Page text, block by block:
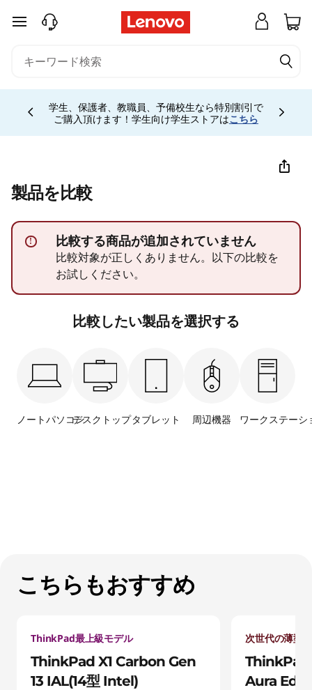
C
a
e
L
n
メインコンテンツにスキップする
学生、保護者、教職員、予備校生なら特別割引で
ご購入頂けます！学生向け学生ストアはこちら
製品を比較
! 比較する商品が追加されていません
比較対象が正しくありません。以下の比較を
お試しください。
比較したい製品を選択する
ノートパソコンデスクトップタブレット 周辺機器 ワークステーシ
こちらもおすすめ
ThinkPad最上級モデル
ThinkPad X1 Carbon Gen
13 IAL(14型 Intel)
次世代の薄型
ThinkPad
Aura